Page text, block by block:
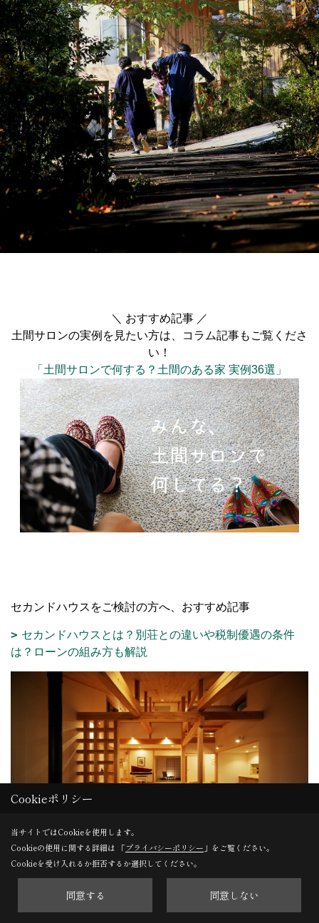
＼ おすすめ記事 ／
土間サロンの実例を見たい方は、コラム記事もご覧くださ
い！
「土間サロンで何する？土間のある家 実例36選」
セカンドハウスをご検討の方へ、おすすめ記事
セカンドハウスとは？別荘との違いや税制優遇の条件
は？ローンの組み方も解説
Cookieポリシー
当サイトではCookieを使用します。
Cookieの使用に関する詳細は 「プライバシーポリシー 」をご覧ください。
Cookieを受け入れるか拒否するか選択してください。
同意する 同意しない